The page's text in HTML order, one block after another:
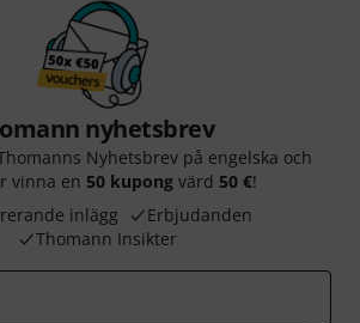
nyhetsbrev
Nyhetsbrev på engelska och
vinna en 50 kupong värd 50 €!
inlägg
Erbjudanden
Thomann Insikter